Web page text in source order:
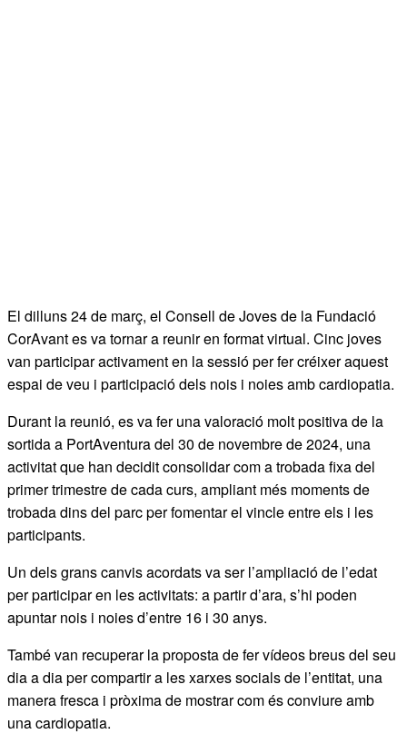
El dilluns 24 de març, el Consell de Joves de la Fundació
CorAvant es va tornar a reunir en format virtual. Cinc joves
van participar activament en la sessió per fer créixer aquest
espai de veu i participació dels nois i noies amb cardiopatia.
Durant la reunió, es va fer una valoració molt positiva de la
sortida a PortAventura del 30 de novembre de 2024, una
activitat que han decidit consolidar com a trobada fixa del
primer trimestre de cada curs, ampliant més moments de
trobada dins del parc per fomentar el vincle entre els i les
participants.
Un dels grans canvis acordats va ser l’ampliació de l’edat
per participar en les activitats: a partir d’ara, s’hi poden
apuntar nois i noies d’entre 16 i 30 anys.
També van recuperar la proposta de fer vídeos breus del seu
dia a dia per compartir a les xarxes socials de l’entitat, una
manera fresca i pròxima de mostrar com és conviure amb
una cardiopatia.